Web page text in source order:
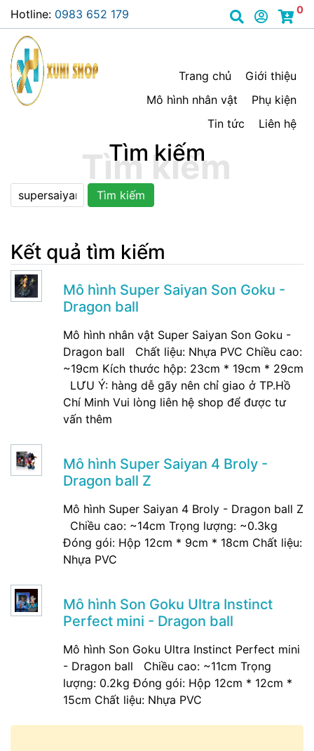
Hotline: 0983 652 179 0
Trang chủ
Giới thiệu
Mô hình nhân vật
Phụ kiện
Tin tức
Liên hệ
Tìm kiếm
Tìm kiếm
Kết quả tìm kiếm
Mô hình Super Saiyan Son Goku -
Dragon ball
Mô hình nhân vật Super Saiyan Son Goku -
Dragon ball Chất liệu: Nhựa PVC Chiều cao:
~19cm Kích thước hộp: 23cm * 19cm * 29cm
LƯU Ý: hàng dễ gãy nên chỉ giao ở TP.Hồ
Chí Minh Vui lòng liên hệ shop để được tư
vấn thêm
Mô hình Super Saiyan 4 Broly -
Dragon ball Z
Mô hình Super Saiyan 4 Broly - Dragon ball Z
Chiều cao: ~14cm Trọng lượng: ~0.3kg
Đóng gói: Hộp 12cm * 9cm * 18cm Chất liệu:
Nhựa PVC
Mô hình Son Goku Ultra Instinct
Perfect mini - Dragon ball
Mô hình Son Goku Ultra Instinct Perfect mini
- Dragon ball Chiều cao: ~11cm Trọng
lượng: 0.2kg Đóng gói: Hộp 12cm * 12cm *
15cm Chất liệu: Nhựa PVC